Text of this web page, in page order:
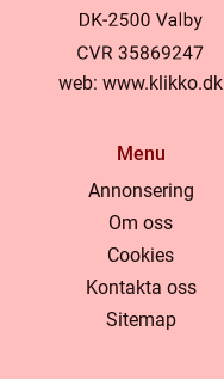
web: www.klikko.dk
Menu
Annonsering
Om oss
Cookies
Kontakta oss
Sitemap